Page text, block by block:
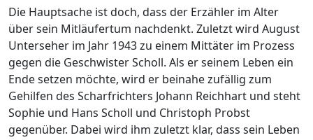
Die Hauptsache ist doch, dass der Erzähler im Alter
über sein Mitläufertum nachdenkt. Zuletzt wird August
Unterseher im Jahr 1943 zu einem Mittäter im Prozess
gegen die Geschwister Scholl. Als er seinem Leben ein
Ende setzen möchte, wird er beinahe zufällig zum
Gehilfen des Scharfrichters Johann Reichhart und steht
Sophie und Hans Scholl und Christoph Probst
gegenüber. Dabei wird ihm zuletzt klar, dass sein Leben